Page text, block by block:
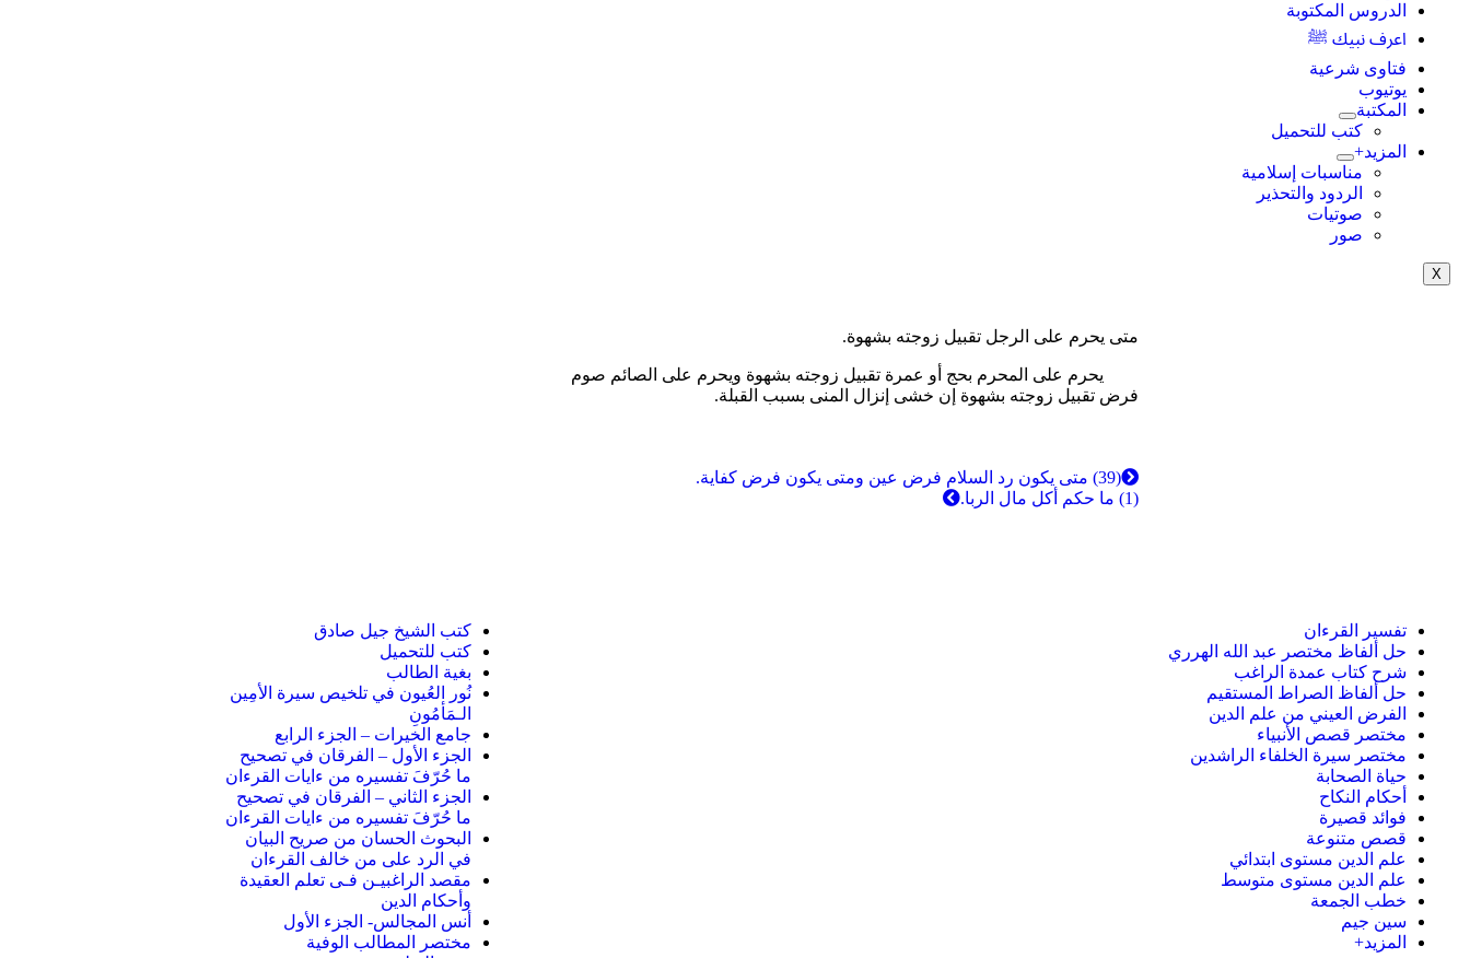
الدروس المكتوبة
اعرف نبيك ﷺ
فتاوى شرعية
يوتيوب
المكتبة
كتب للتحميل
المزيد+
مناسبات إسلامية
الردود والتحذير
صوتيات
صور
X
تفسير القرءان
حل ألفاظ مختصر عبد الله الهرري
شرح كتاب عمدة الراغب
حل ألفاظ الصراط المستقيم
الفرض العيني من علم الدين
مختصر قصص الأنبياء
مختصر سيرة الخلفاء الراشدين
حياة الصحابة
أحكام النكاح
فوائد قصيرة
قصص متنوعة
علم الدين مستوى ابتدائي
علم الدين مستوى متوسط
خطب الجمعة
سين جيم
المزيد+
متى يحرم على الرجل تقبيل زوجته بشهوة.
يحرم على المحرم بحج أو عمرة تقبيل زوجته بشهوة ويحرم على الصائم صوم
فرض تقبيل زوجته بشهوة إن خشى إنزال المنى بسبب القبلة.
(39) متى يكون رد السلام فرض عين ومتى يكون فرض كفاية.
(1) ما حكم أكل مال الربا.
كتب الشيخ جيل صادق
كتب للتحميل
بغية الطالب
نُور العُيون في تلخيص سيرة الأمِين
الـمَأمُونِ
جامع الخيرات – الجزء الرابع
الجزء الأول – الفرقان في تصحيح
ما حُرّفَ تفسيره من ءايات القرءان
الجزء الثاني – الفرقان في تصحيح
ما حُرّفَ تفسيره من ءايات القرءان
البحوث الحسان من صريح البيان
في الرد على من خالف القرءان
مقصد الراغبيـن فـى تعلم العقيدة
وأحكام الدين
أنس المجالس- الجزء الأول
مختصر المطالب الوفية